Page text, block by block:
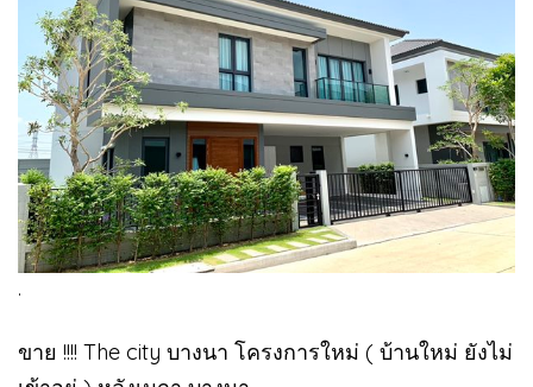
.
ขาย !!!! The city บางนา โครงการใหม่ ( บ้านใหม่ ยังไม่